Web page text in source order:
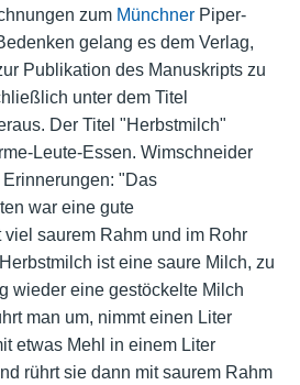
zum MünchnerPiper-
gelang es dem Verlag,
Publikation des Manuskripts zu
unter dem Titel
Der Titel "Herbstmilch"
Leute-Essen. Wimschneider
"Das
war eine gute
saurem Rahm und im Rohr
ist eine saure Milch, zu
wieder eine gestöckelte Milch
man um, nimmt einen Liter
etwas Mehl in einem Liter
rührt sie dann mit saurem Rahm